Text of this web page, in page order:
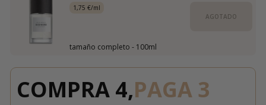
1,75 €/ml
tamaño completo - 100ml
AGOTADO
COMPRA 4,PAGA 3